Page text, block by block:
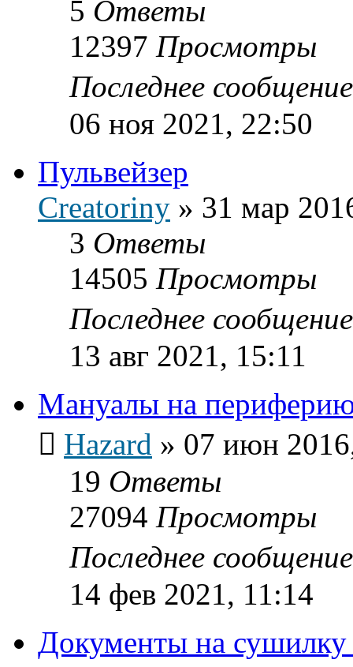
5 Ответы
12397 Просмотры
Последнее
06 ноя 2021, 22:50
Пульвейзер
Creatoriny » 31 мар
3 Ответы
14505 Просмотры
Последнее
13 авг 2021, 15:11
Мануалы на
Hazard » 07 июн
19 Ответы
27094 Просмотры
Последнее
14 фев 2021, 11:14
Документы на